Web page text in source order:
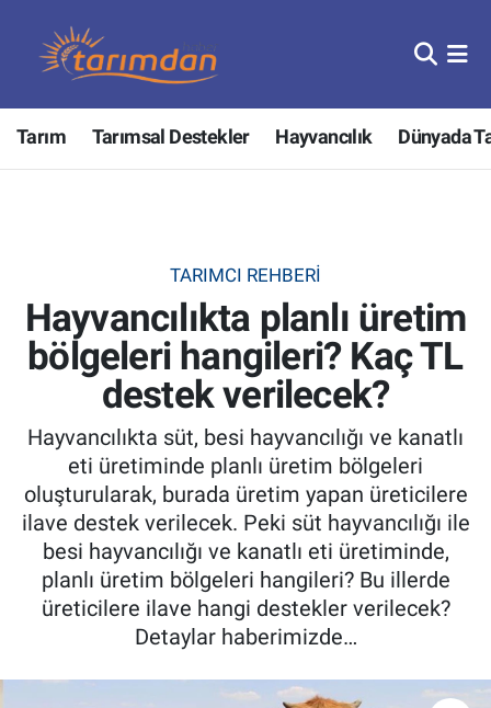
Tarım Tarımsal Destekler Hayvancılık Dünyada
TARIMCI REHBERI
Hayvancılıkta planlı üretim
bölgeleri hangileri? Kaç TL
destek verilecek?
Hayvancılıkta süt, besi hayvancılığı ve kanatlı
eti üretiminde planlı üretim bölgeleri
oluşturularak, burada üretim yapan üreticilere
ilave destek verilecek. Peki süt hayvancılığı ile
besi hayvancılığı ve kanatlı eti üretiminde,
planlı üretim bölgeleri hangileri? Bu illerde
üreticilere ilave hangi destekler verilecek?
Detaylar haberimizde…
Tarım
Hayvancılık
Tarımsal Destekler
Tarım Bakanlığı
Tarım Kredi Kooperatifleri
Pankobirlik
Et fiyatları
Tarım Bilgisi
Nöbetçi Eczaneler
Hava Durumu
Tüm Manşetler
Son Dakika Haberleri